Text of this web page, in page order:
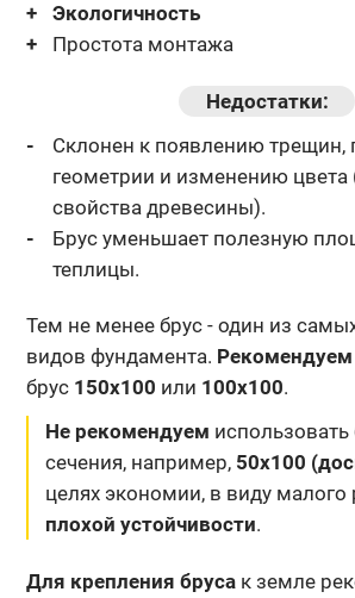
Экологичность
Простота монтажа
Недостатки:
Склонен к появлению трещин,
геометрии и изменению
свойства древесины).
Брус уменьшает полезную
теплицы.
Тем не менее брус - один из
видов фундамента. Рекомендуем
брус 150х100 или 100х100.
Не рекомендуем
сечения, например, 50х100
целях экономии, в виду малого
плохой устойчивости.
Для крепления брусак земле